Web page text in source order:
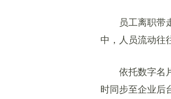
员工离职带走
中，人员流动往
依托数字名片
时同步至企业后